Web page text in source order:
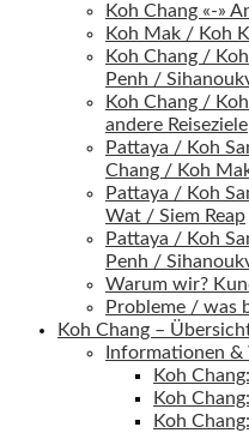
Koh Chang «-»
Koh Mak / Koh
Koh Chang /
Penh /
Koh Chang /
andere Reiseziele
Pattaya / Koh
Chang / Koh
Pattaya / Koh
Wat / Siem Reap
Pattaya / Koh
Penh /
Warum wir?
Probleme / was
Koh Chang –
Informationen
Koh
Koh
Koh